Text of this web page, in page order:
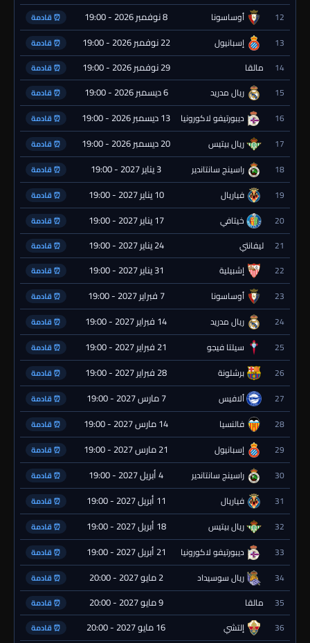
12 أوساسونا 8 نوفمبر 2026 - 19:00 ⏰ قادمة
13 إسبانيول 22 نوفمبر 2026 - 19:00 ⏰ قادمة
14 مالقا 29 نوفمبر 2026 - 19:00 ⏰ قادمة
15 ريال مدريد 6 ديسمبر 2026 - 19:00 ⏰ قادمة
16 ديبورتيفو لاكورونيا 13 ديسمبر 2026 - 19:00 ⏰ قادمة
17 ريال بيتيس 20 ديسمبر 2026 - 19:00 ⏰ قادمة
18 راسينج سانتاندير 3 يناير 2027 - 19:00 ⏰ قادمة
19 فياريال 10 يناير 2027 - 19:00 ⏰ قادمة
20 خيتافي 17 يناير 2027 - 19:00 ⏰ قادمة
21 ليفانتي 24 يناير 2027 - 19:00 ⏰ قادمة
22 إشبيلية 31 يناير 2027 - 19:00 ⏰ قادمة
23 أوساسونا 7 فبراير 2027 - 19:00 ⏰ قادمة
24 ريال مدريد 14 فبراير 2027 - 19:00 ⏰ قادمة
25 سيلتا فيجو 21 فبراير 2027 - 19:00 ⏰ قادمة
26 برشلونة 28 فبراير 2027 - 19:00 ⏰ قادمة
27 ألافيس 7 مارس 2027 - 19:00 ⏰ قادمة
28 فالنسيا 14 مارس 2027 - 19:00 ⏰ قادمة
29 إسبانيول 21 مارس 2027 - 19:00 ⏰ قادمة
30 راسينج سانتاندير 4 أبريل 2027 - 19:00 ⏰ قادمة
31 فياريال 11 أبريل 2027 - 19:00 ⏰ قادمة
32 ريال بيتيس 18 أبريل 2027 - 19:00 ⏰ قادمة
33 ديبورتيفو لاكورونيا 21 أبريل 2027 - 19:00 ⏰ قادمة
34 ريال سوسيداد 2 مايو 2027 - 20:00 ⏰ قادمة
35 مالقا 9 مايو 2027 - 20:00 ⏰ قادمة
36 إلتشي 16 مايو 2027 - 20:00 ⏰ قادمة